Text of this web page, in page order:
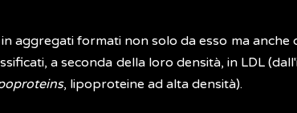
aggregati formati non solo da esso ma anche
a seconda della loro densità, in LDL
, lipoproteine ad alta densità).